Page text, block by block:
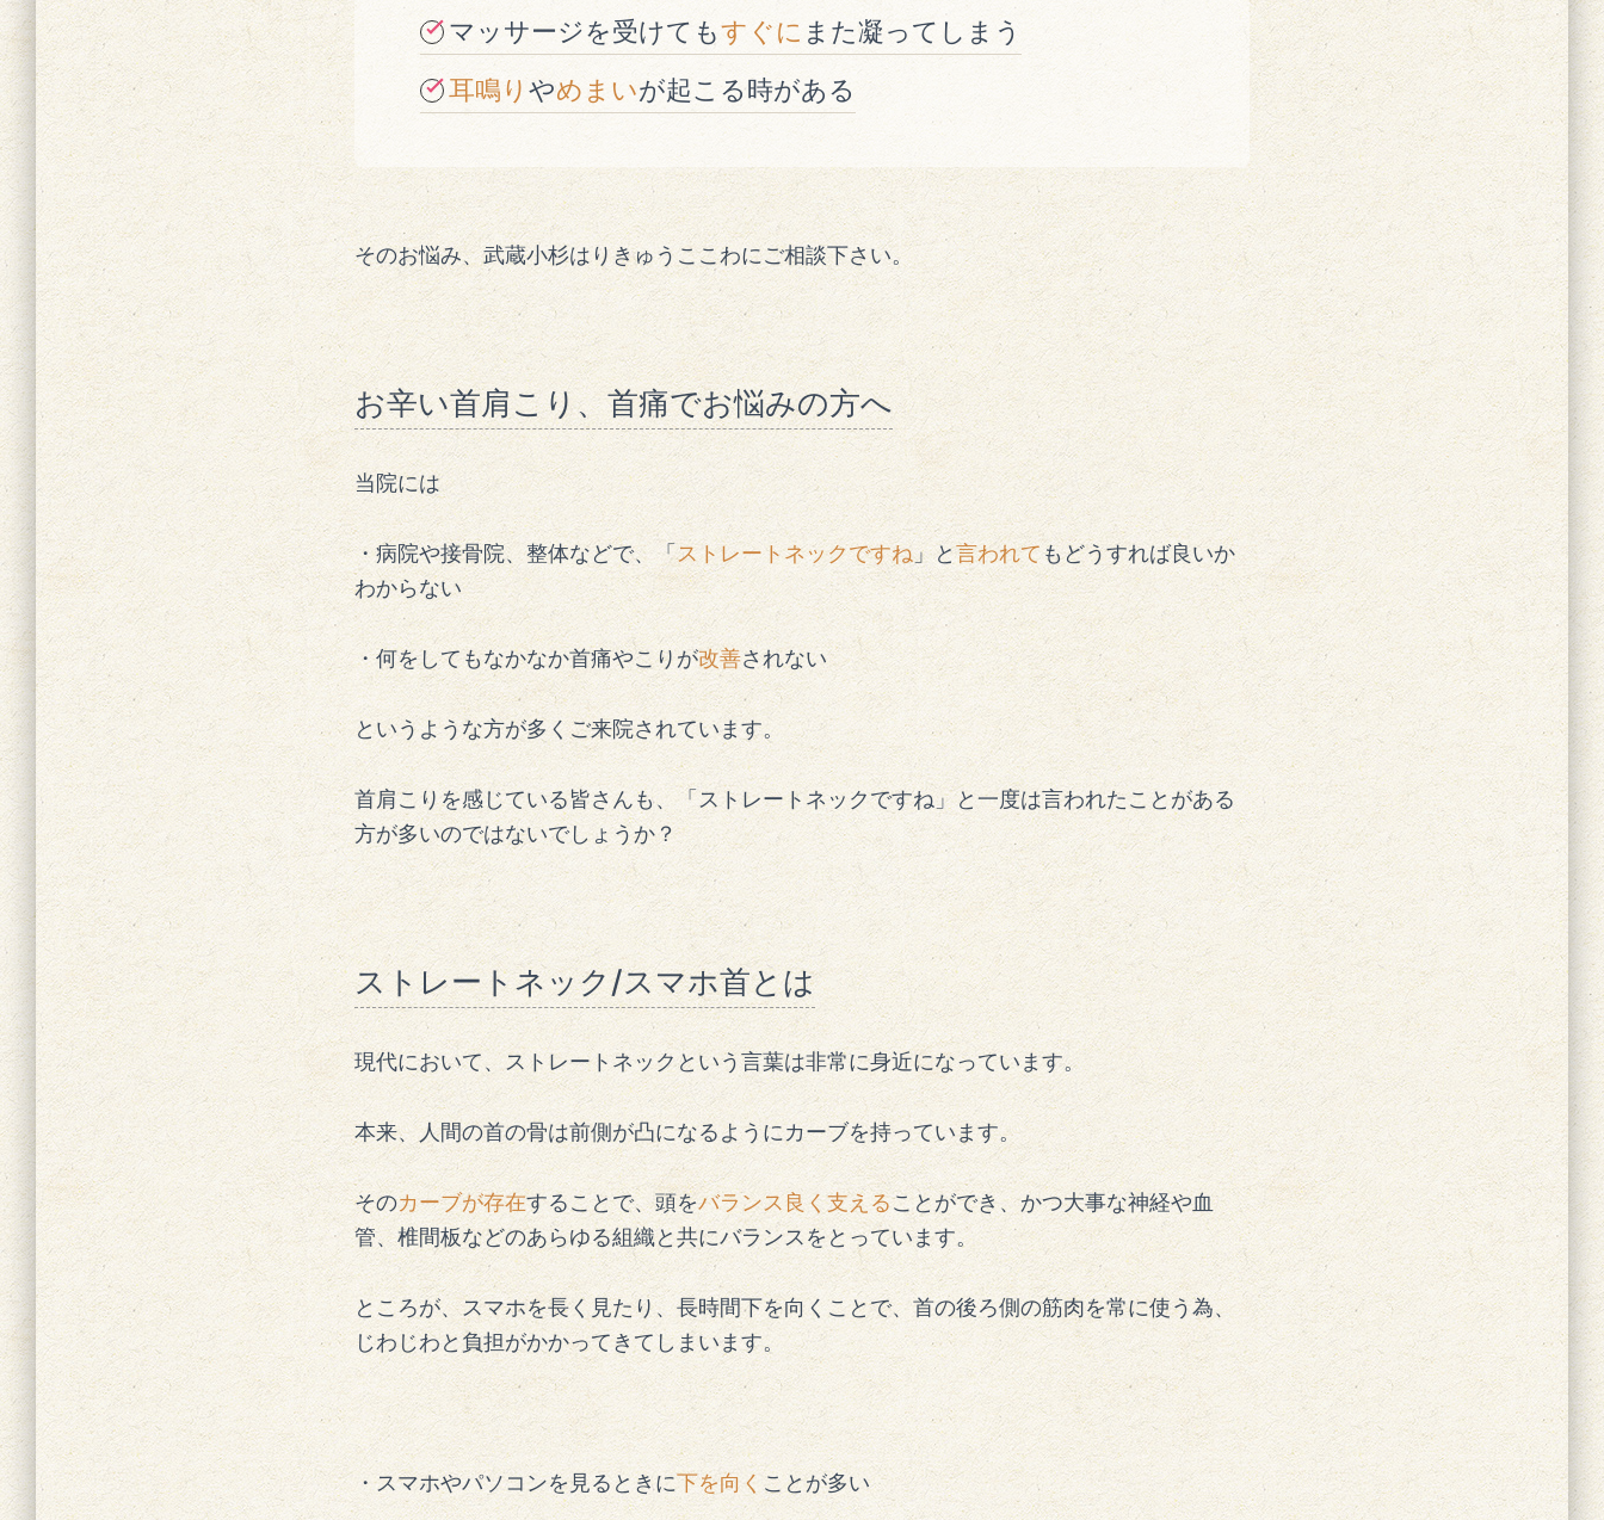
マッサージを受けてもすぐに また凝ってしまう
耳鳴り やめまいが起こる時がある
そのお悩み、武蔵小杉はりきゅうここわにご相談下さい。
お辛い首肩こり、首痛でお悩みの方へ
当院には
・病院や接骨院、整体などで、「ストレートネックですね」と言われてもどうすれば良いか
わからない
・何をしてもなかなか首痛やこりが改善されない
というような方が多くご来院されています。
首肩こりを感じている皆さんも、「ストレートネックですね」と一度は言われたことがある
方が多いのではないでしょうか？
ストレートネック/スマホ首とは
現代において、ストレートネックという言葉は非常に身近になっています。
本来、人間の首の骨は前側が凸になるようにカーブを持っています。
そのカーブが存在することで、頭をバランス良く支えることができ、かつ大事な神経や血
管、椎間板などのあらゆる組織と共にバランスをとっています。
ところが、スマホを長く見たり、長時間下を向くことで、首の後ろ側の筋肉を常に使う為、
じわじわと負担がかかってきてしまいます。
・スマホやパソコンを見るときに下を向く ことが多い